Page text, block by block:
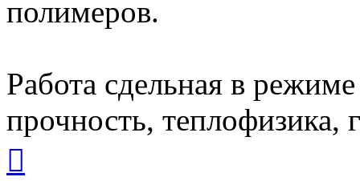
полимеров.
Работа сдельная в
прочность, теплофизика,
началу